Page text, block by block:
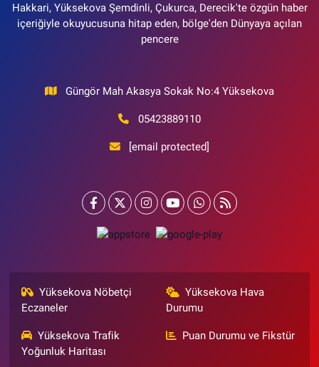
Hakkari, Yüksekova Şemdinli, Çukurca, Derecik'te özgün haber
içeriğiyle okuyucusuna hitap eden, bölge'den Dünyaya açılan
pencere
Güngör Mah Akasya Sokak No:4 Yüksekova
05423889110
[email protected]
Yüksekova Nöbetçi
Eczaneler
Yüksekova Hava
Durumu
Yüksekova Trafik
Yoğunluk Haritası
Puan Durumu ve Fikstür